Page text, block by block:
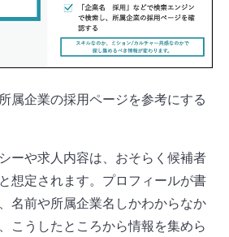
属企業の採用ページを参考にする
ーや求人内容は、おそらく候補者
想定されます。プロフィールが書
名前や所属企業名しかわからなか
こうしたところから情報を集めら